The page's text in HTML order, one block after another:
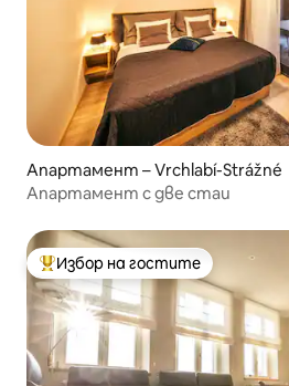
Апартамент – Vrchlabí-Strážné
Апартамент с две стаи
Най-популярен избор на гостите
Избор на гостите